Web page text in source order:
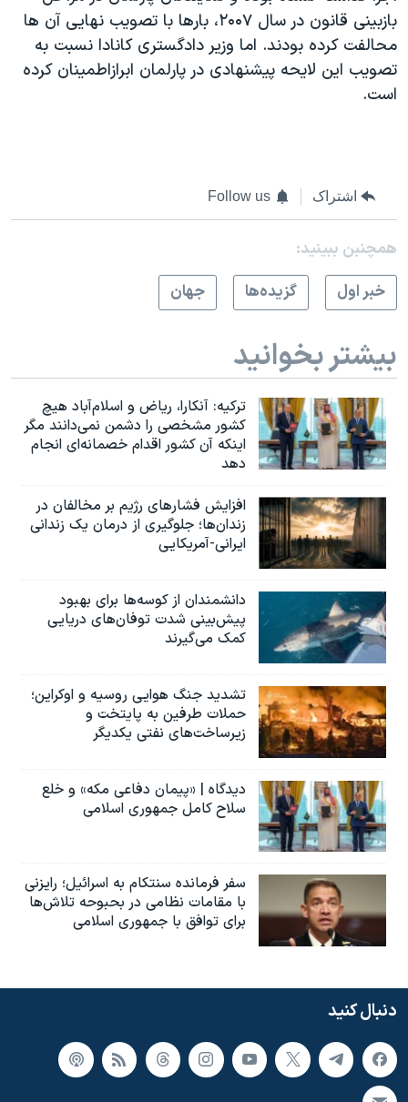
بازبینی قانون در سال ۲۰۰۷، بارها با تصویب نهایی آن ها
محالفت کرده بودند. اما وزیر دادگستری کانادا نسبت به
تصویب این لایحه پیشنهادی در پارلمان ابرازاطمینان کرده
است.
اشتراک Follow us
همچنبن ببینید:
خبر اول
گزيده‌ها جهان
بیشتر بخوانید
ترکیه: آنکارا، ریاض و اسلام‌آباد هیچ
کشور مشخصی را دشمن نمی‌دانند مگر
اینکه آن کشور اقدام خصمانه‌ای انجام
دهد
افزایش فشارهای رژیم بر مخالفان در
زندان‌ها؛ جلوگیری از درمان یک زندانی
ایرانی-آمریکایی
دانشمندان از کوسه‌ها برای بهبود
پیش‌بینی شدت توفان‌های دریایی
کمک می‌گیرند
تشدید جنگ هوایی روسیه و اوکراین؛
حملات طرفین به پایتخت‌ و
زیرساخت‌های نفتی یکدیگر
دیدگاه | «پیمان دفاعی مکه» و خلع
سلاح کامل جمهوری اسلامی
سفر فرمانده سنتکام به اسرائیل؛ رایزنی
با مقامات نظامی در بحبوحه تلاش‌ها
برای توافق با جمهوری اسلامی
دنبال کنید